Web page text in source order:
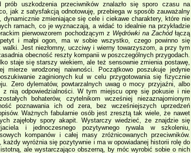
prób uszkodzenia przeciwników znalazło się sporo czasu na
jak z satysfakcją odnotowuję, przebiega w sposób zauważalny
dynamicznie zmieniające się cele i ciekawe charaktery, które nie
ramach, co je wyznaczają, a widać to idealnie na przykładzie
pierwowzorem pochodzącym z Wędrówki na Zachódłączą
i małpi ogon, ma w sobie wszystko, czego powinno się
walki. Jest niezłomny, uczciwy i wierny towarzyszom, a przy tym
obecność reszty kompanii w poszczególnych przygodach.
staje się starszy wiekiem, ale też sensownie zmienia postawę,
mierze wrodzonej naiwności. Początkowo poszukuje jedynie
zaginionych kul w celu przygotowania się fizycznie
Zero dylematów, powtarzalnych uwag o mocy przyjaźni, albo
nią odpowiedzialności. W tym miejscu oprę się pokusie i nie
bohaterów, czytelnikom wcześniej niezaznajomionym
poznawania ich od zera, bez wcześniejszych uprzedzeń
Ważnych fabularnie osób jest zresztą tak wiele, że nawet
zajęłoby spory akapit. Wystarczy wiedzieć, że znajdzie się
i jednoczesnego pozytywnego rywala w szkoleniu,
kompanów i całej masy zróżnicowanych przeciwników.
każdy wyróżnia się pozytywnie i ma w opowiadanej historii rolę do
ale wystarczająco obszerną, by móc wyrobić sobie o nich